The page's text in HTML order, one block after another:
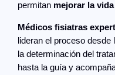
permitan mejorar la vida
Médicos fisiatras
lideran el proceso
la determinación del
hasta la guía y